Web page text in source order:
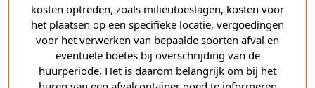
kosten optreden, zoals milieutoeslagen, kosten voor
het plaatsen op een specifieke locatie, vergoedingen
voor het verwerken van bepaalde soorten afval en
eventuele boetes bij overschrijding van de
huurperiode. Het is daarom belangrijk om bij het